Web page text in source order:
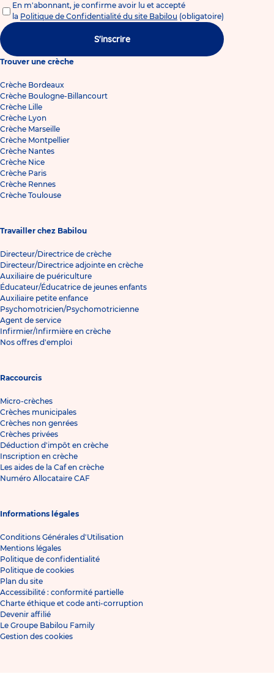
En m'abonnant, je confirme avoir lu et accepté
la Politique de Confidentialité du site Babilou (obligatoire)
S'inscrire
Trouver une crèche
Crèche Bordeaux
Crèche Boulogne-Billancourt
Crèche Lille
Crèche Lyon
Crèche Marseille
Crèche Montpellier
Crèche Nantes
Crèche Nice
Crèche Paris
Crèche Rennes
Crèche Toulouse
Travailler chez Babilou
Directeur/Directrice de crèche
Directeur/Directrice adjointe en crèche
Auxiliaire de puériculture
Éducateur/Éducatrice de jeunes enfants
Auxiliaire petite enfance
Psychomotricien/Psychomotricienne
Agent de service
Infirmier/Infirmière en crèche
Nos offres d'emploi
Raccourcis
Micro-crèches
Crèches municipales
Crèches non genrées
Crèches privées
Déduction d'impôt en crèche
Inscription en crèche
Les aides de la Caf en crèche
Numéro Allocataire CAF
Informations légales
Conditions Générales d'Utilisation
Mentions légales
Politique de confidentialité
Politique de cookies
Plan du site
Accessibilité : conformité partielle
Charte éthique et code anti-corruption
Devenir affilié
Le Groupe Babilou Family
Gestion des cookies